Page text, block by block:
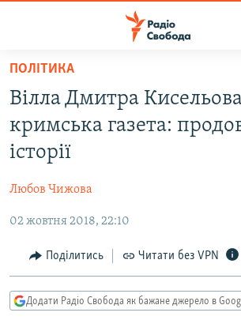
Перейти
основного
матеріалу
Перейти
до
основної
Перейти
пошуку
ВСЕ ЗА ДОБУ
СТАТТІ
СУСПІЛЬСТВО
КУЛЬТУРА
УКРАЇНА
РОСІЙСЬКА «ФІЛЬТРАЦІЯ»
ДОНБАС.РЕАЛІЇ
КРИМ.РЕАЛІЇ
СХЕМИ
ПОЛІТИКА
Вілла Дмитра Кисельова
кримська газета:
історії
Любов Чижова
02 жовтня 2018, 22:10
Поділитись Читати без VPN
Додати Радіо Свобода як бажане джерело в